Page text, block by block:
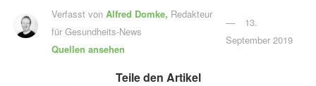
Verfasst vonAlfred Domke, Redakteur
für Gesundheits-News
Quellen ansehen
13.
September 2019
Teile den Artikel